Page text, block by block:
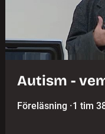
Autism -
Föreläsning ·1 tim